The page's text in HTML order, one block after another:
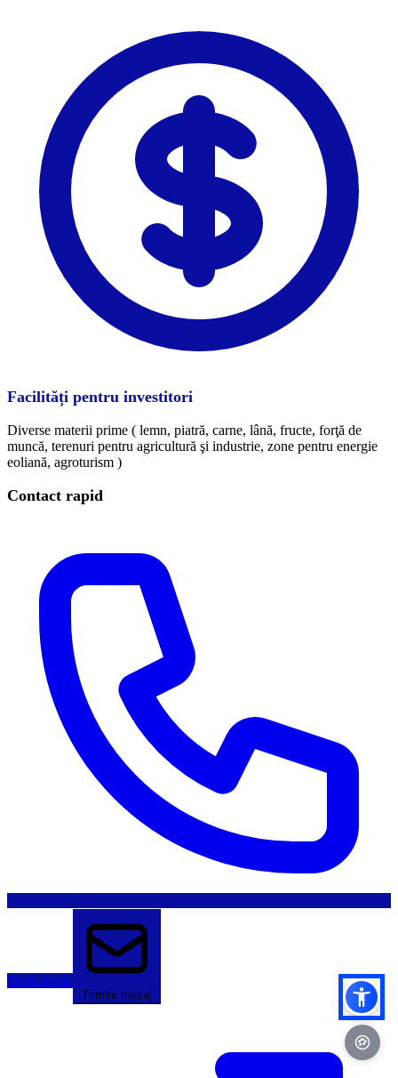
Facilități pentru investitori
Diverse materii prime ( lemn, piatră, carne, lână, fructe, forţă de
muncă, terenuri pentru agricultură şi industrie, zone pentru energie
eoliană, agroturism )
Contact rapid
Sună acum
Trimite mesaj